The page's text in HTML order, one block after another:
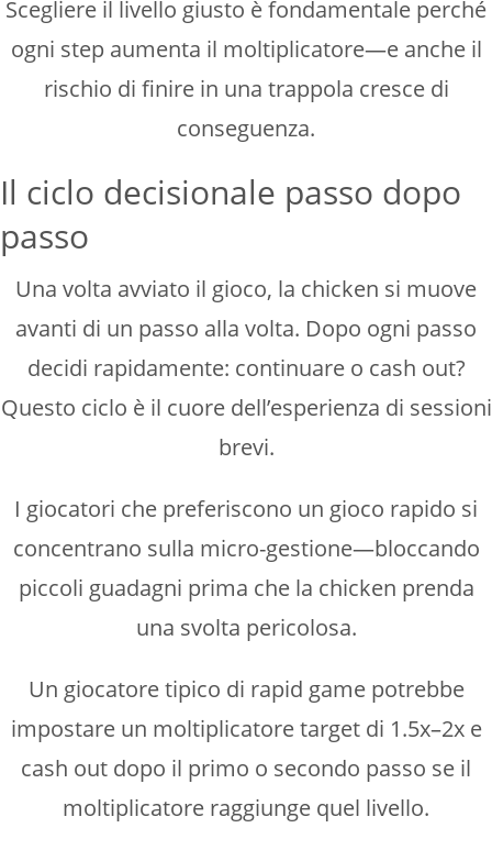
Scegliere il livello giusto è fondamentale perché
ogni step aumenta il moltiplicatore—e anche il
rischio di finire in una trappola cresce di
conseguenza.
Il ciclo decisionale passo dopo
passo
Una volta avviato il gioco, la chicken si muove
avanti di un passo alla volta. Dopo ogni passo
decidi rapidamente: continuare o cash out?
Questo ciclo è il cuore dell’esperienza di sessioni
brevi.
I giocatori che preferiscono un gioco rapido si
concentrano sulla micro-gestione—bloccando
piccoli guadagni prima che la chicken prenda
una svolta pericolosa.
Un giocatore tipico di rapid game potrebbe
impostare un moltiplicatore target di 1.5x–2x e
cash out dopo il primo o secondo passo se il
moltiplicatore raggiunge quel livello.